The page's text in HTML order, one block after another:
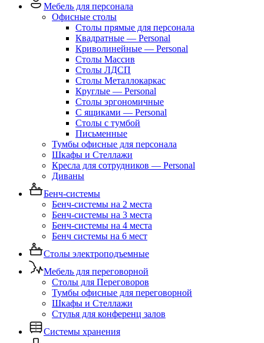
Мебель для персонала
Офисные столы
Столы прямые для персонала
Квадратные — Personal
Криволинейные — Personal
Столы Массив
Столы ЛДСП
Столы Металлокаркас
Круглые — Personal
Столы эргономичные
С ящиками — Personal
Столы с тумбой
Письменные
Тумбы офисные для персонала
Шкафы и Стеллажи
Кресла для сотрудников — Personal
Диваны
Бенч-системы
Бенч-системы на 2 места
Бенч-системы на 3 места
Бенч-системы на 4 места
Бенч системы на 6 мест
Столы электроподъемные
Мебель для переговорной
Столы для Переговоров
Тумбы офисные для переговорной
Шкафы и Стеллажи
Стулья для конференц залов
Системы хранения